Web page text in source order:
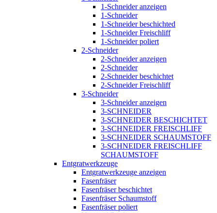
1-Schneider anzeigen
1-Schneider
1-Schneider beschichted
1-Schneider Freischliff
1-Schneider poliert
2-Schneider
2-Schneider anzeigen
2-Schneider
2-Schneider beschichtet
2-Schneider Freischliff
3-Schneider
3-Schneider anzeigen
3-SCHNEIDER
3-SCHNEIDER BESCHICHTET
3-SCHNEIDER FREISCHLIFF
3-SCHNEIDER SCHAUMSTOFF
3-SCHNEIDER FREISCHLIFF
SCHAUMSTOFF
Entgratwerkzeuge
Entgratwerkzeuge anzeigen
Fasenfräser
Fasenfräser beschichtet
Fasenfräser Schaumstoff
Fasenfräser poliert